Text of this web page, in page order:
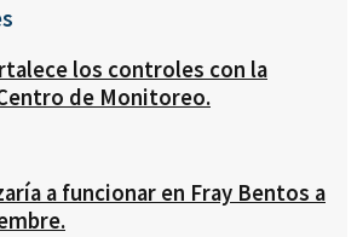
los controles con la
de Monitoreo.
a funcionar en Fray Bentos a